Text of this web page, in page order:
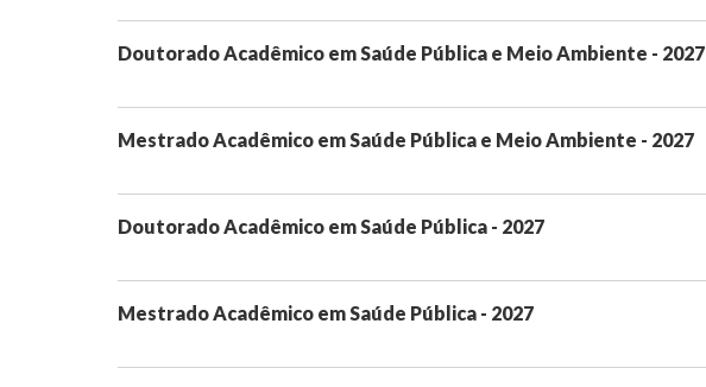
Doutorado Acadêmico em Saúde Pública e Meio Ambiente - 2027
Mestrado Acadêmico em Saúde Pública e Meio Ambiente - 2027
Doutorado Acadêmico em Saúde Pública - 2027
Mestrado Acadêmico em Saúde Pública - 2027